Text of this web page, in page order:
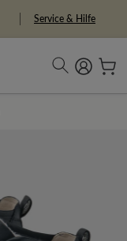
Service & Hilfe